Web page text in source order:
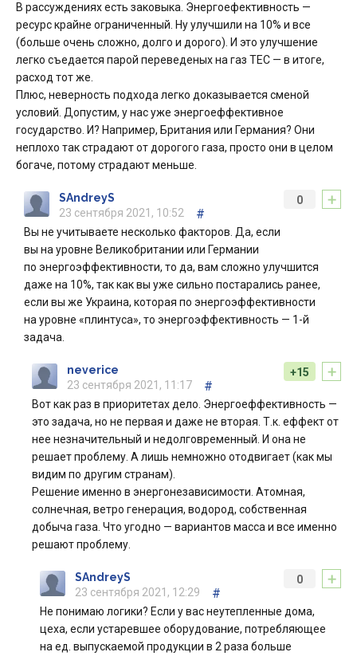
В рассуждениях есть заковыка. Энергоефективность —
ресурс крайне ограниченный. Ну улучшили на 10% и все
(больше очень сложно, долго и дорого). И это улучшение
легко съедается парой переведеных на газ ТЕС — в итоге,
расход тот же.
Плюс, неверность подхода легко доказывается сменой
условий. Допустим, у нас уже энергоеффективное
государство. И? Например, Британия или Германия? Они
неплохо так страдают от дорогого газа, просто они в целом
богаче, потому страдают меньше.
+
0
SAndreyS
23 сентября 2021, 10:52
#
Вы не учитываете несколько факторов. Да, если
вы на уровне Великобритании или Германии
по энергоэффективности, то да, вам сложно улучшится
даже на 10%, так как вы уже сильно постарались ранее,
если вы же Украина, которая по энергоэффективности
на уровне «плинтуса», то энергоэффективность — 1-й
задача.
+
+15
neverice
23 сентября 2021, 11:17
#
Вот как раз в приоритетах дело. Энергоеффективность —
это задача, но не первая и даже не вторая. Т.к. еффект от
нее незначительный и недолговременный. И она не
решает проблему. А лишь немножно отодвигает (как мы
видим по другим странам).
Решение именно в энергонезависимости. Атомная,
солнечная, ветро генерация, водород, собственная
добыча газа. Что угодно — вариантов масса и все именно
решают проблему.
+
0
SAndreyS
23 сентября 2021, 12:29
#
Не понимаю логики? Если у вас неутепленные дома,
цеха, если устаревшее оборудование, потребляющее
на ед. выпускаемой продукции в 2 раза больше